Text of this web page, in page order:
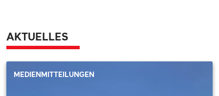
AKTUELLES
MEDIENMITTEILUNGEN